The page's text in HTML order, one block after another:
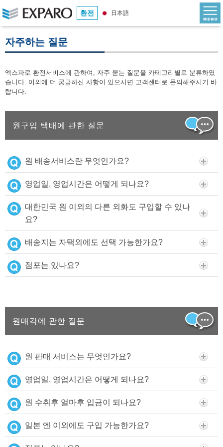
환전 日本語
자주하는 질문
엑스파로 환전서비스에 관하여, 자주 묻는 질문을 카테고리별로 분류하였
습니다. 이외에 더 궁금하신 사항이 있으시면 고객센터로 문의해주시기 바
랍니다.
원구입 택배에 관한 질문
원 배송서비스란 무엇인가요?
영업일, 영업시간은 어떻게 되나요?
대한민국 원 이외의 다른 외화도 구입할 수 있나
요?
배송지는 자택외에도 선택 가능한가요?
점포는 있나요?
원매각에 관한 질문
원 판매 서비스는 무엇인가요?
영업일, 영업시간은 어떻게 되나요?
원 수취후 얼마후 입금이 되나요?
일본 엔 이외에도 구입 가능한가요?